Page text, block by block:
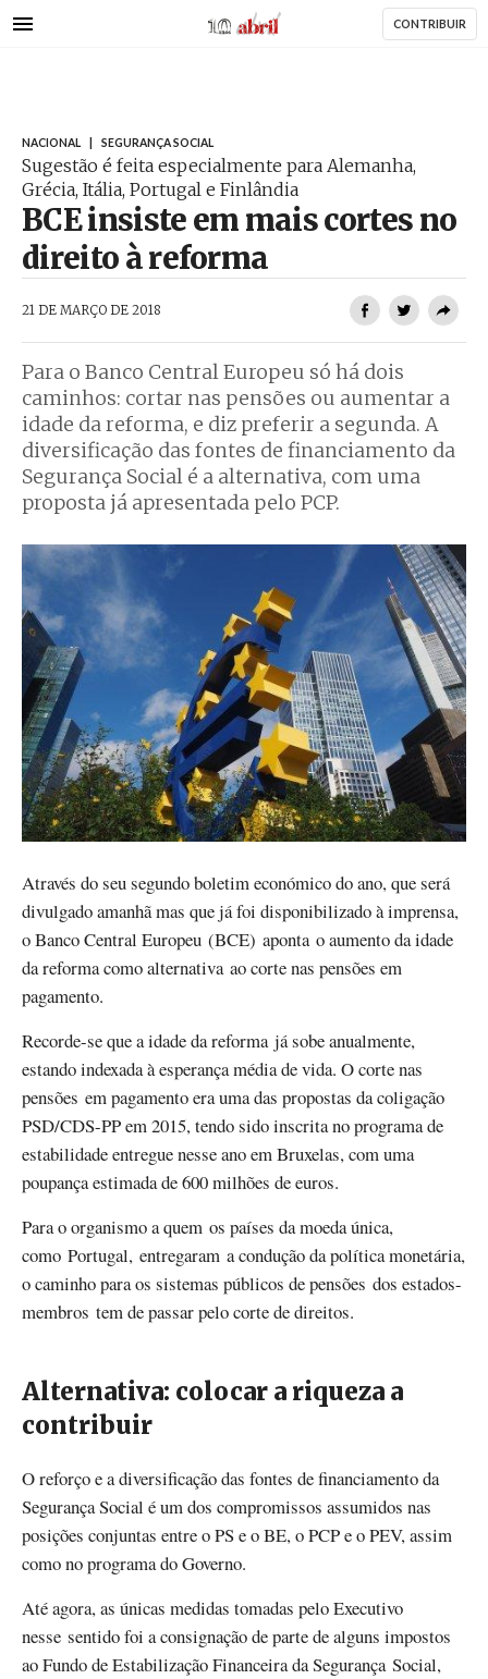
para
AbrilAbril CONTRIBUIR
NACIONAL SEGURANÇA SOCIAL
Sugestão é feita especialmente para Alemanha,
Grécia, Itália, Portugal e Finlândia
BCE insiste em mais cortes no
direito à reforma
21 DE MARÇO DE 2018
Para o Banco Central Europeu só há dois
caminhos: cortar nas pensões ou aumentar a
idade da reforma, e diz preferir a segunda. A
diversificação das fontes de financiamento da
Segurança Social é a alternativa, com uma
proposta já apresentada pelo PCP.
Através do seu segundo boletim económico do ano, que será
divulgado amanhã mas que já foi disponibilizado à imprensa,
o Banco Central Europeu (BCE) aponta o aumento da idade
da reforma como alternativa ao corte nas pensões em
pagamento.
Recorde-se que a idade da reforma já sobe anualmente,
estando indexada à esperança média de vida. O corte nas
pensões em pagamento era uma das propostas da coligação
PSD/CDS-PP em 2015, tendo sido inscrita no programa de
estabilidade entregue nesse ano em Bruxelas, com uma
poupança estimada de 600 milhões de euros.
Para o organismo a quem os países da moeda única,
como Portugal, entregaram a condução da política monetária,
o caminho para os sistemas públicos de pensões dos estados-
membros tem de passar pelo corte de direitos.
Alternativa: colocar a riqueza a
contribuir
O reforço e a diversificação das fontes de financiamento da
Segurança Social é um dos compromissos assumidos nas
posições conjuntas entre o PS e o BE, o PCP e o PEV, assim
como no programa do Governo.
Até agora, as únicas medidas tomadas pelo Executivo
nesse sentido foi a consignação de parte de alguns impostos
ao Fundo de Estabilização Financeira da Segurança Social,